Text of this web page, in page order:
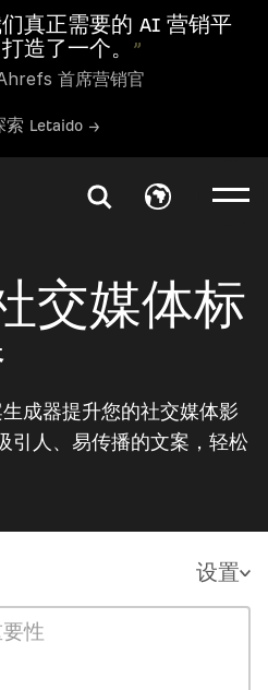
真正需要的 AI 营销平
造了一个。 ”
首席营销官
索 Letaido →
交媒体标
成器提升您的社交媒体影
引人、易传播的文案，轻松
设置